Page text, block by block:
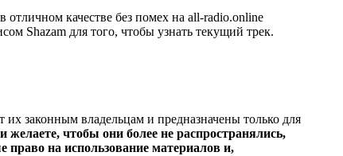
качестве без помех на all-radio.online
Shazam для того, чтобы узнать текущий трек.
законным владельцам и предназначены только для
чтобы они более не распространялись,
на использование материалов и,